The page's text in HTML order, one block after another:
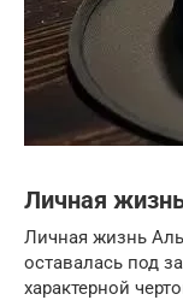
Личная
Личная жизнь
оставалась под
характерной